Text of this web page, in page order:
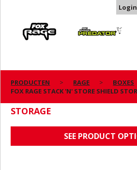
Login
Predator
PRODUCTEN RAGE
BOXES
FOX RAGE STACK 'N' STORE SHIELD
STORAGE
SEE PRODUCT